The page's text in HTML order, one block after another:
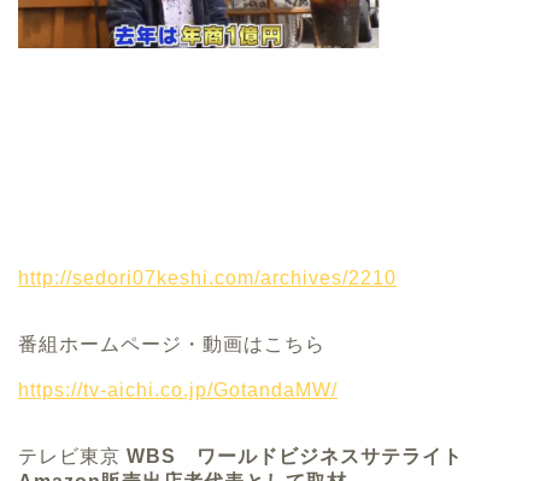
http://sedori07keshi.com/archives/2210
番組ホームページ・動画はこちら
https://tv-aichi.co.jp/GotandaMW/
テレビ東京 WBS ワールドビジネスサテライト